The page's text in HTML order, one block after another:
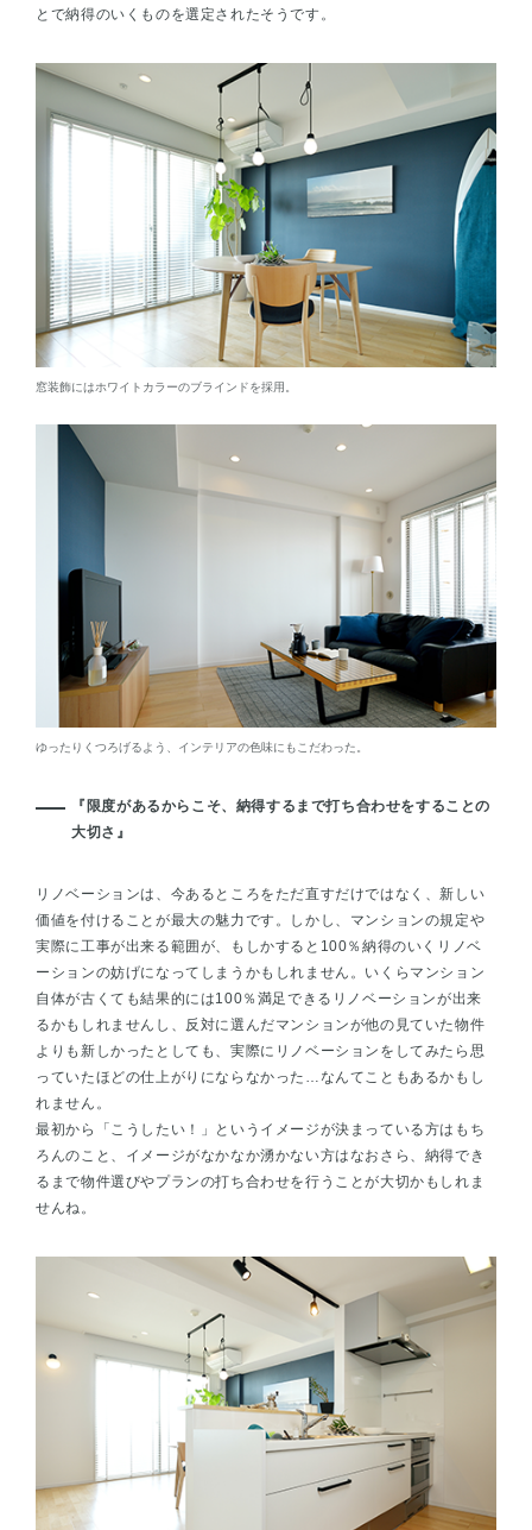
とで納得のいくものを選定されたそうです。
窓装飾にはホワイトカラーのブラインドを採用。
ゆったりくつろげるよう、インテリアの色味にもこだわった。
『限度があるからこそ、納得するまで打ち合わせをすることの
大切さ』
リノベーションは、今あるところをただ直すだけではなく、新しい
価値を付けることが最大の魅力です。しかし、マンションの規定や
実際に工事が出来る範囲が、もしかすると100％納得のいくリノベ
ーションの妨げになってしまうかもしれません。いくらマンション
自体が古くても結果的には100％満足できるリノベーションが出来
るかもしれませんし、反対に選んだマンションが他の見ていた物件
よりも新しかったとしても、実際にリノベーションをしてみたら思
っていたほどの仕上がりにならなかった…なんてこともあるかもし
れません。
最初から「こうしたい！」というイメージが決まっている方はもち
ろんのこと、イメージがなかなか湧かない方はなおさら、納得でき
るまで物件選びやプランの打ち合わせを行うことが大切かもしれま
せんね。